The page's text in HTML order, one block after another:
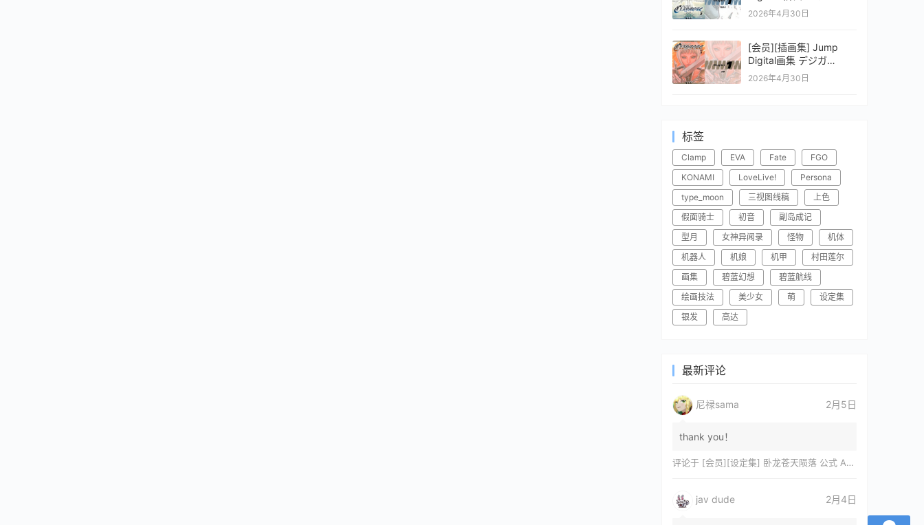
CLAYMORE 2
2026年4月30日
[会员][插画集] Jump
Digital画集 デジガ
CLAYMORE 1
2026年4月30日
标签
Clamp EVA Fate
FGO
KONAMI
LoveLive!
Persona
type_moon
三视图线稿
上色
假面骑士
初音
副岛成记
型月
女神异闻录 怪物
机体
机器人
机娘 机甲
村田莲尔
画集
碧蓝幻想
碧蓝航线
绘画技法
美少女 萌
设定集
银发
高达
最新评论
尼禄sama 2月5日
thank you！
评论于 [会员][设定集] 卧龙苍天陨落 公式 ARTWORKS[DL]
jav dude 2月4日